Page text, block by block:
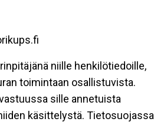
niille henkilötiedoille,
toimintaan osallistuvista.
sille annetuista
käsittelystä. Tietosuojassa